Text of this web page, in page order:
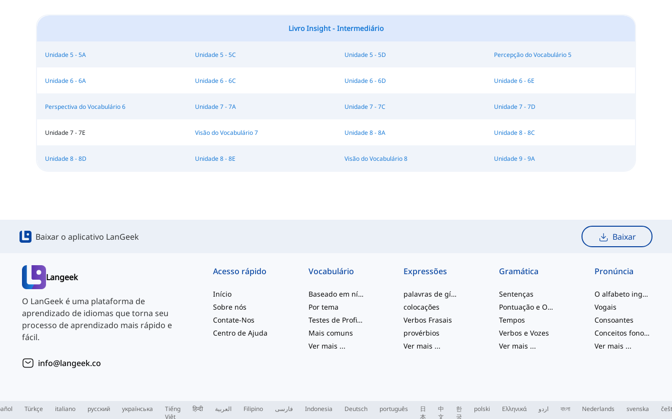
Livro Insight - Intermediário
Unidade 5 - 5A Unidade 5 - 5C Unidade 5 - 5D Percepção do Vocabulário 5
Unidade 6 - 6A Unidade 6 - 6C Unidade 6 - 6D Unidade 6 - 6E
Perspectiva do Vocabulário 6 Unidade 7 - 7A Unidade 7 - 7C Unidade 7 - 7D
Unidade 7 - 7E Visão do Vocabulário 7 Unidade 8 - 8A Unidade 8 - 8C
Unidade 8 - 8D Unidade 8 - 8E Visão do Vocabulário 8 Unidade 9 - 9A
Baixar o aplicativo LanGeek Baixar
Langeek
O LanGeek é uma plataforma de
aprendizado de idiomas que torna seu
processo de aprendizado mais rápido e
fácil.
info@langeek.co
Acesso rápido
Início
Sobre nós
Contate-Nos
Centro de Ajuda
Vocabulário
Baseado em nível
Por tema
Testes de Proficiência
Mais comuns
Ver mais ...
Expressões
palavras de gíria
colocações
Verbos Frasais
provérbios
Ver mais ...
Gramática
Sentenças
Pontuação e Ortografia
Tempos
Verbos e Vozes
Ver mais ...
Pronúncia
O alfabeto inglês
Vogais
Consoantes
Conceitos fonológicos
Ver mais ...
Türkçe italiano русский українська
Tiếng
Việt
हिन्दी العربية Filipino فارسی Indonesia Deutsch português
日
本
中
文
한
국
polski Ελληνικά اردو বাংলা Nederlands svenska